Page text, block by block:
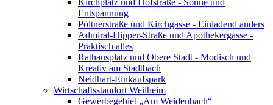
Entspannung
Pöltnerstraße und Kirchgasse - Einladend anders
Admiral-Hipper-Straße und Apothekergasse -
Praktisch alles
Rathausplatz und Obere Stadt - Modisch und
Kreativ am Stadtbach
Neidhart-Einkaufspark
Wirtschaftsstandort Weilheim
Gewerbegebiet „Am Weidenbach“